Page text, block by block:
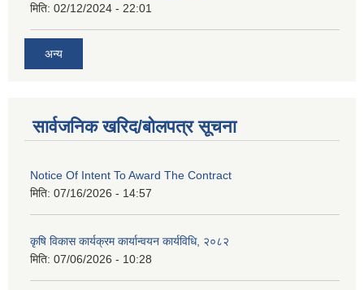
मिति: 02/12/2024 - 22:01
अन्य
सार्वजनिक खरिद/बोलपत्र सूचना
Notice Of Intent To Award The Contract
मिति: 07/16/2026 - 14:57
कृषि विकास कार्यक्रम कार्यान्वयन कार्यविधि, २०८२
मिति: 07/06/2026 - 10:28